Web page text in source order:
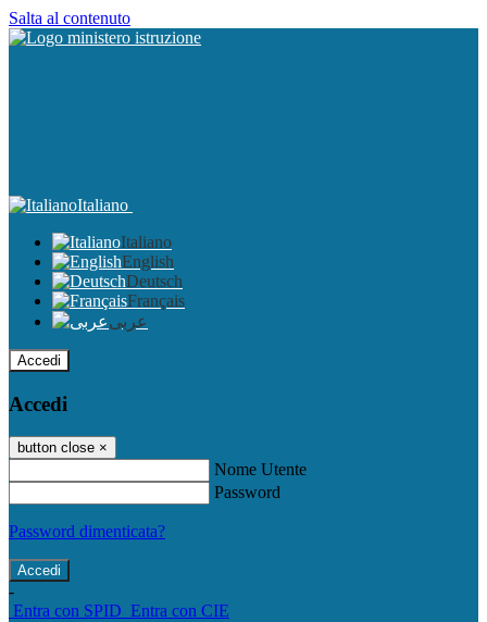
Salta al contenuto
Italiano
Italiano
English
Deutsch
Français
عربى
Accedi
Accedi
button close ×
Nome Utente
Password
Password dimenticata?
-
Entra con SPID Entra con CIE